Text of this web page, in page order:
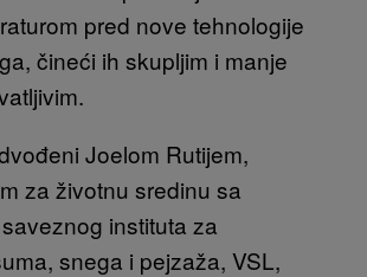
pred nove tehnologije
čineći ih skupljim i manje
Joelom Rutijem,
za životnu sredinu sa
instituta za
snega i pejzaža, VSL,